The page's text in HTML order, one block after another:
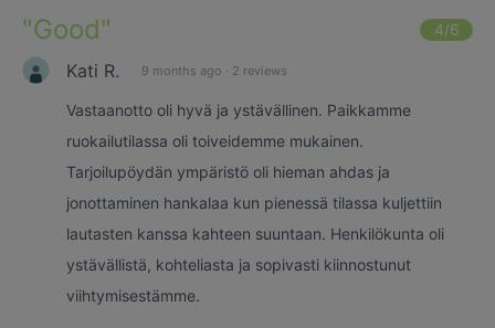
"Good" 4/6
Kati R. 9 months ago · 2 reviews
Vastaanotto oli hyvä ja ystävällinen. Paikkamme
ruokailutilassa oli toiveidemme mukainen.
Tarjoilupöydän ympäristö oli hieman ahdas ja
jonottaminen hankalaa kun pienessä tilassa kuljettiin
lautasten kanssa kahteen suuntaan. Henkilökunta oli
ystävällistä, kohteliasta ja sopivasti kiinnostunut
viihtymisestämme.